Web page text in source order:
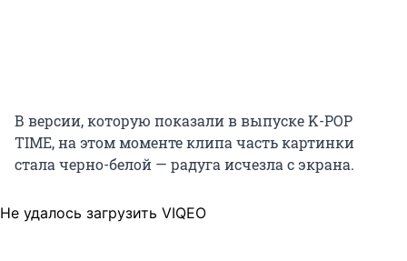
В версии, которую показали в выпуске K-POP
TIME, на этом моменте клипа часть картинки
стала черно-белой — радуга исчезла с экрана.
Не удалось загрузить VIQEO